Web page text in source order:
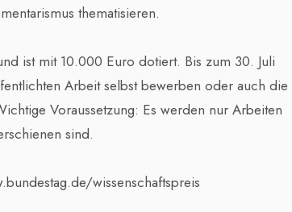
thematisieren.
ist mit 10.000 Euro dotiert. Bis zum 30. Juli
Arbeit selbst bewerben oder auch die
Voraussetzung: Es werden nur Arbeiten
sind.
wissenschaftspreis